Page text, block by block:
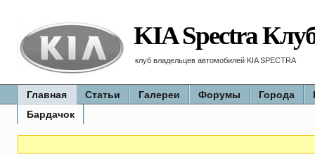
KIA Spectra
клуб владельцев автомобилей KIA SPECTRA
Главная Статьи Галереи Форумы Города
Бардачок